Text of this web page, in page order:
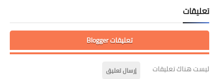
تعليقات
تعليقات Blogger
ليست هناك تعليقات إرسال تعليق